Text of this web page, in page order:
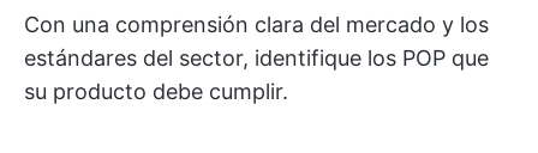
Con una comprensión clara del mercado y los
estándares del sector, identifique los POP que
su producto debe cumplir.